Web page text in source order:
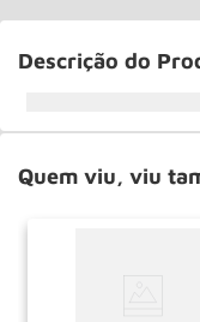
Descrição do
Quem viu, viu